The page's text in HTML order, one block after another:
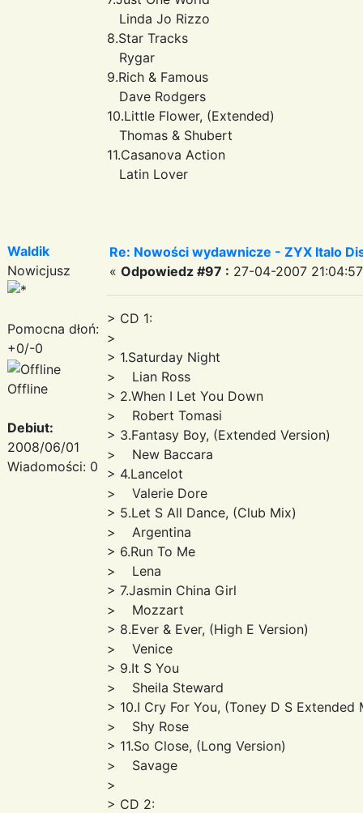
Linda Jo Rizzo
8.Star Tracks
Rygar
9.Rich & Famous
Dave Rodgers
10.Little Flower, (Extended)
Thomas & Shubert
11.Casanova Action
Latin Lover
Waldik
Nowicjusz
Pomocna dłoń:
+0/-0
Offline
Debiut:
2008/06/01
Wiadomości: 0
Re: Nowości wydawnicze - ZYX Italo
« Odpowiedz #97 : 27-04-2007
> CD 1:
>
> 1.Saturday Night
> Lian Ross
> 2.When I Let You Down
> Robert Tomasi
> 3.Fantasy Boy, (Extended Version)
> New Baccara
> 4.Lancelot
> Valerie Dore
> 5.Let S All Dance, (Club Mix)
> Argentina
> 6.Run To Me
> Lena
> 7.Jasmin China Girl
> Mozzart
> 8.Ever & Ever, (High E Version)
> Venice
> 9.It S You
> Sheila Steward
> 10.I Cry For You, (Toney D S Extended
> Shy Rose
> 11.So Close, (Long Version)
> Savage
>
> CD 2: